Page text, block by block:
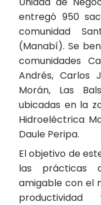
entregó 950
comunidad
(Manabí). Se
comunidades
Andrés, Carlos
Morán, Las
ubicadas en la
Hidroeléctrica
Daule Peripa.
El objetivo de
las prácticas
amigable con el